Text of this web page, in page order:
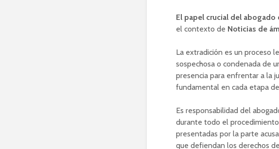
El papel crucial del
el contexto de Noticias de
La extradición es un proceso
sospechosa o condenada de
presencia para enfrentar a la
fundamental en cada etapa
Es responsabilidad del
durante todo el
presentadas por la parte
que defiendan los derechos